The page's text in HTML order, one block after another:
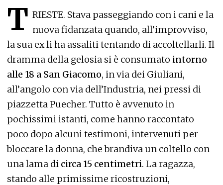
T RIESTE. Stava passeggiando con i cani e la
nuova fidanzata quando, all’improvviso,
la sua ex li ha assaliti tentando di accoltellarli. Il
dramma della gelosia si è consumato intorno
alle 18 a San Giacomo, in via dei Giuliani,
all’angolo con via dell’Industria, nei pressi di
piazzetta Puecher. Tutto è avvenuto in
pochissimi istanti, come hanno raccontato
poco dopo alcuni testimoni, intervenuti per
bloccare la donna, che brandiva un coltello con
una lama di circa 15 centimetri. La ragazza,
stando alle primissime ricostruzioni,